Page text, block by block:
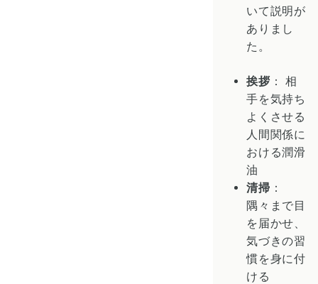
いて説明が
ありまし
た。
挨拶： 相
手を気持ち
よくさせる
人間関係に
おける潤滑
油
清掃 ：
隅々まで目
を届かせ、
気づきの習
慣を身に付
ける